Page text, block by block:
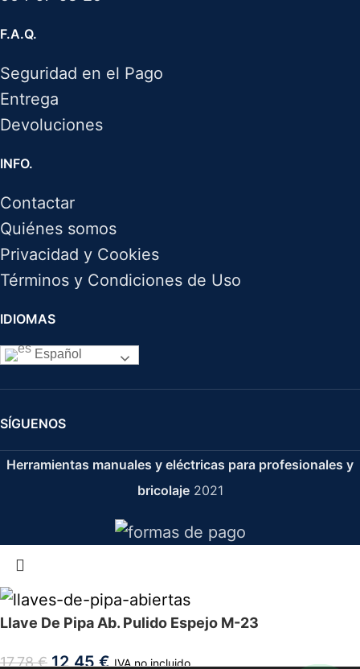
F.A.Q.
Seguridad en el Pago
Entrega
Devoluciones
INFO.
Contactar
Quiénes somos
Privacidad y Cookies
Términos y Condiciones de Uso
IDIOMAS
Español
SÍGUENOS
Herramientas manuales y eléctricas para profesionales y
bricolaje 2021
Llave De Pipa Ab. Pulido Espejo M-23
17,78€ 12,45€ IVA no incluido